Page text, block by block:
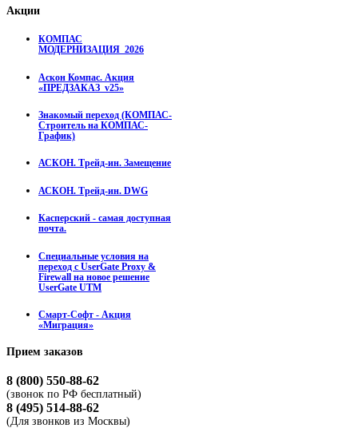
Акции
КОМПАС
МОДЕРНИЗАЦИЯ_2026
Аскон Компас. Акция
«ПРЕДЗАКАЗ_v25»
Знакомый переход (КОМПАС-
Строитель на КОМПАС-
График)
АСКОН. Трейд-ин. Замещение
АСКОН. Трейд-ин. DWG
Касперский - самая доступная
почта.
Специальные условия на
переход с UserGate Proxy &
Firewall на новое решение
UserGate UTM
Смарт-Софт - Акция
«Миграция»
Прием заказов
8 (800) 550-88-62
(звонок по РФ бесплатный)
8 (495) 514-88-62
(Для звонков из Москвы)